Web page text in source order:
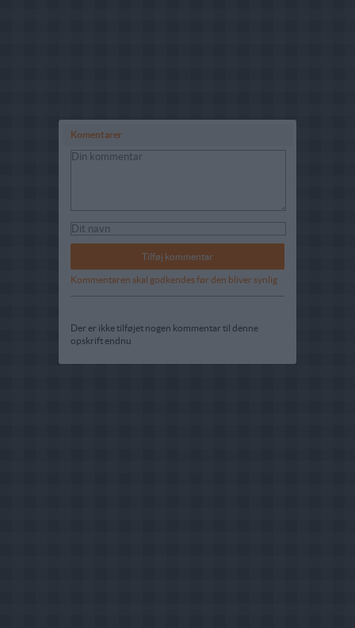
Komentarer
Kommentaren skal godkendes før den bliver synlig
Der er ikke tilføjet nogen kommentar til denne
opskrift endnu